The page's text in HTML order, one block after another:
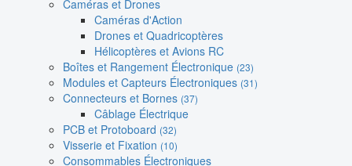
Caméras et Drones
Caméras d'Action
Drones et Quadricoptères
Hélicoptères et Avions RC
Boîtes et Rangement Électronique (23)
Modules et Capteurs Électroniques (31)
Connecteurs et Bornes (37)
Câblage Électrique
PCB et Protoboard (32)
Visserie et Fixation (10)
Consommables Électroniques